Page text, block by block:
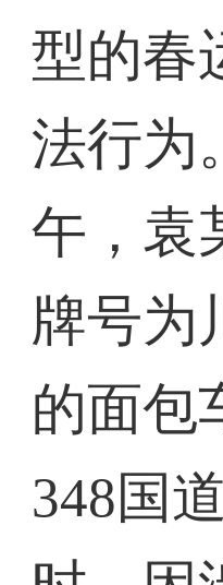
型的春
法行为
午，袁
牌号为
的面包
348国